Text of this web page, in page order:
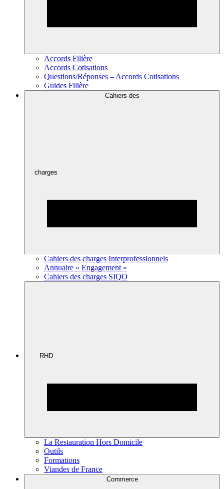
Accords Filière
Accords Cotisations
Questions/Réponses – Accords Cotisations
Guides Filière
Cahiers des
charges
Cahiers des charges Interprofessionnels
Annuaire « Engagement »
Cahiers des charges SIQO
RHD
La Restauration Hors Domicile
Outils
Formations
Viandes de France
Commerce